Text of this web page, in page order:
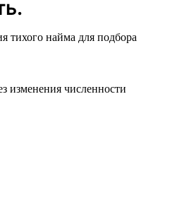
тихого найма для подбора
изменения численности